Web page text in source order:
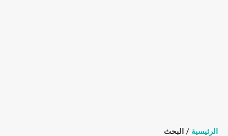
الرئيسية / البحث